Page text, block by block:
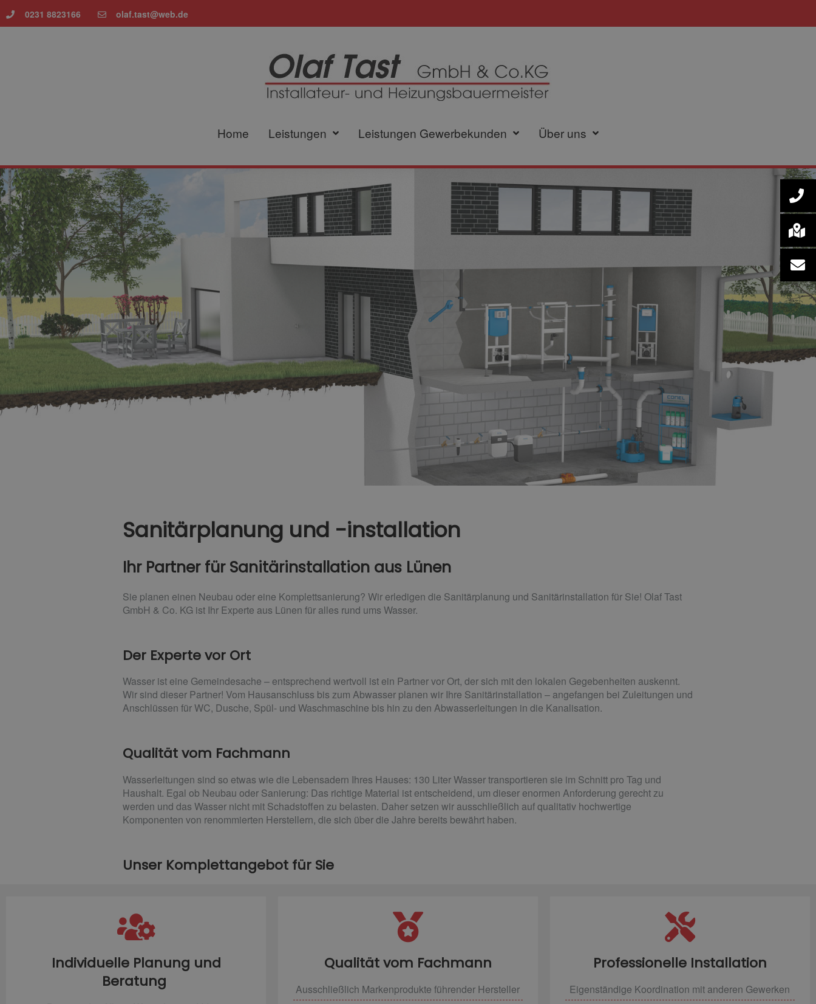
0231 8823166 olaf.tast@web.de
Home Leistungen Leistungen Gewerbekunden Über uns
Sanitärplanung und -installation
Ihr Partner für Sanitärinstallation aus Lünen
Sie planen einen Neubau oder eine Komplettsanierung? Wir erledigen die Sanitärplanung und Sanitärinstallation für Sie! Olaf Tast
GmbH & Co. KG ist Ihr Experte aus Lünen für alles rund ums Wasser.
Der Experte vor Ort
Wasser ist eine Gemeindesache – entsprechend wertvoll ist ein Partner vor Ort, der sich mit den lokalen Gegebenheiten auskennt.
Wir sind dieser Partner! Vom Hausanschluss bis zum Abwasser planen wir Ihre Sanitärinstallation – angefangen bei Zuleitungen und
Anschlüssen für WC, Dusche, Spül- und Waschmaschine bis hin zu den Abwasserleitungen in die Kanalisation.
Qualität vom Fachmann
Wasserleitungen sind so etwas wie die Lebensadern Ihres Hauses: 130 Liter Wasser transportieren sie im Schnitt pro Tag und
Haushalt. Egal ob Neubau oder Sanierung: Das richtige Material ist entscheidend, um dieser enormen Anforderung gerecht zu
werden und das Wasser nicht mit Schadstoffen zu belasten. Daher setzen wir ausschließlich auf qualitativ hochwertige
Komponenten von renommierten Herstellern, die sich über die Jahre bereits bewährt haben.
Unser Komplettangebot für Sie
Individuelle Planung und
Beratung
Qualität vom Fachmann
Ausschließlich Markenprodukte führender Hersteller
Professionelle Installation
Eigenständige Koordination mit anderen Gewerken